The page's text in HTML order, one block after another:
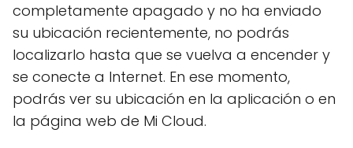
completamente apagado y no ha enviado
su ubicación recientemente, no podrás
localizarlo hasta que se vuelva a encender y
se conecte a Internet. En ese momento,
podrás ver su ubicación en la aplicación o en
la página web de Mi Cloud.